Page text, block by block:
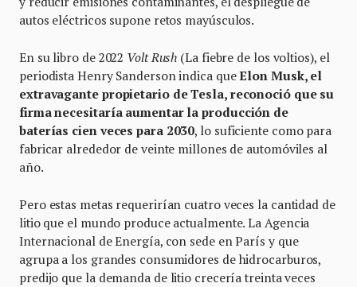
autos eléctricos supone retos mayúsculos.
En su libro de 2022 Volt Rush (La fiebre de los voltios), el
periodista Henry Sanderson indica queElon Musk, el
extravagante propietario de Tesla, reconoció que su
firma necesitaría aumentar la producción de
baterías cien veces para 2030, lo suficiente como para
fabricar alrededor de veinte millones de automóviles al
año.
Pero estas metas requerirían cuatro veces la cantidad de
litio que el mundo produce actualmente. La Agencia
Internacional de Energía, con sede en París y que
agrupa a los grandes consumidores de hidrocarburos,
predijo que la demanda de litio crecería treinta veces